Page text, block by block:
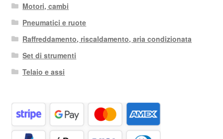
Motori, cambi
Pneumatici e ruote
Raffreddamento, riscaldamento, aria condizionata
Set di strumenti
Telaio e assi